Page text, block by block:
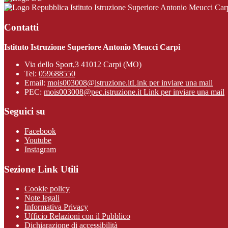
Istituto Istruzione Superiore Antonio Meucci
Contatti
Istituto Istruzione Superiore Antonio Meucci Carpi
Via dello Sport,3 41012 Carpi (MO)
Tel: 059688550
Email: mois003008@istruzione.itLink per inviare una mail
PEC: mois003008@pec.istruzione.it Link per inviare una mail
Seguici su
Facebook
Youtube
Instagram
Sezione Link Utili
Cookie policy
Note legali
Informativa Privacy
Ufficio Relazioni con il Pubblico
Dichiarazione di accessibilità